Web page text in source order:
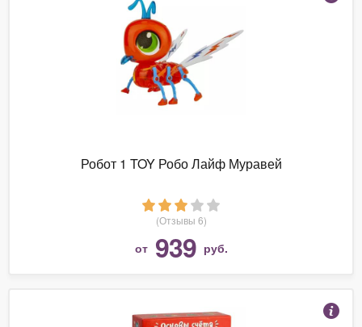
Робот 1 TOY Робо Лайф Муравей
(Отзывы 6)
от 939 руб.